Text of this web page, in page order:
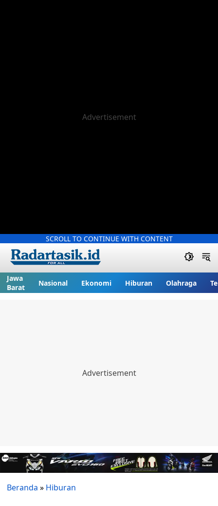
SCROLL TO CONTINUE WITH CONTENT
Jawa
Barat
Nasional Ekonomi Hiburan Olahraga
Beranda » Hiburan